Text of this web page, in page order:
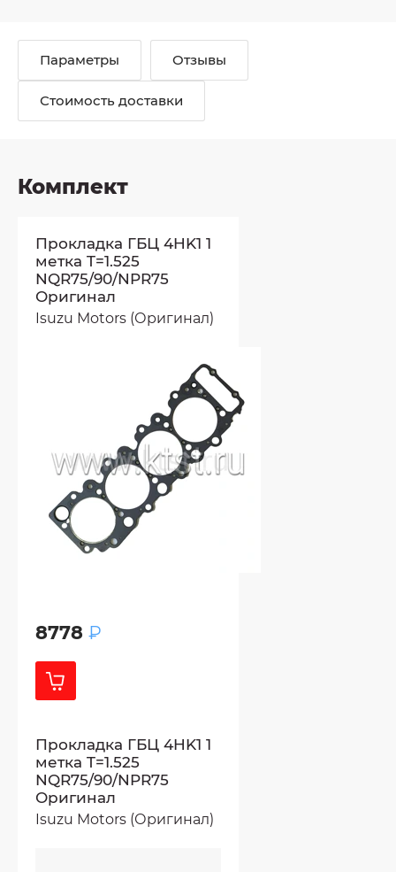
Параметры Отзывы
Стоимость доставки
Комплект
Прокладка ГБЦ 4HK1 1
метка T=1.525
NQR75/90/NPR75
Оригинал
Isuzu Motors (Оригинал)
8778 ₽
Прокладка ГБЦ 4HK1 1
метка T=1.525
NQR75/90/NPR75
Оригинал
Isuzu Motors (Оригинал)